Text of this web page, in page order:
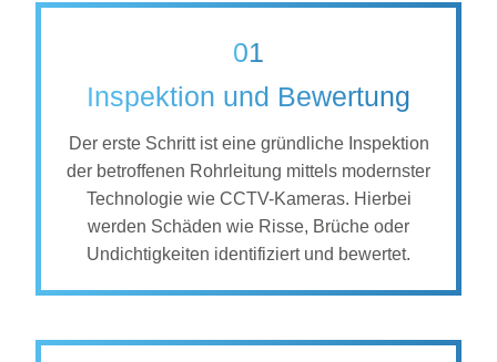
01
Inspektion und Bewertung
Der erste Schritt ist eine gründliche Inspektion
der betroffenen Rohrleitung mittels modernster
Technologie wie CCTV-Kameras. Hierbei
werden Schäden wie Risse, Brüche oder
Undichtigkeiten identifiziert und bewertet.